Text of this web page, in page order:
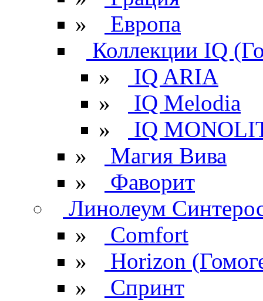
»
Европа
Коллекции IQ
»
IQ ARIA
»
IQ Melodia
»
IQ
»
Магия Вива
»
Фаворит
Линолеум
»
Comfort
»
Horizon
»
Спринт